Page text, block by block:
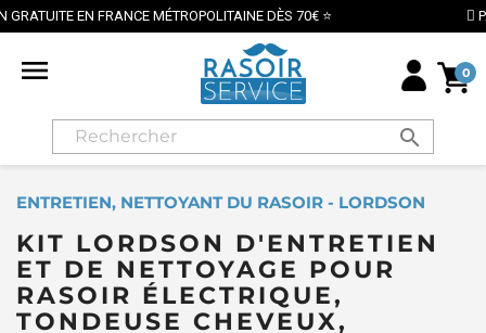
DÈS 70€ ⭐ PAIEMENT SÉCURISÉ PAR CARTE
 0
search
ENTRETIEN, NETTOYANT DU RASOIR - LORDSON
KIT LORDSON D'ENTRETIEN
ET DE NETTOYAGE POUR
RASOIR ÉLECTRIQUE,
TONDEUSE CHEVEUX,